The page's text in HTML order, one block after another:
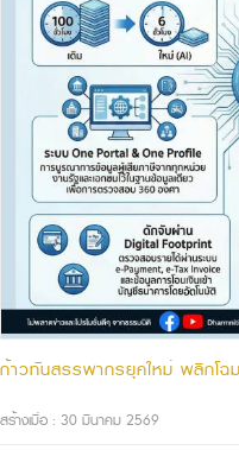
ก้าวทันสรรพากรยุคใหม่ พลิกโฉ
สร้างเมื่อ : 30 มีนาคม 2569